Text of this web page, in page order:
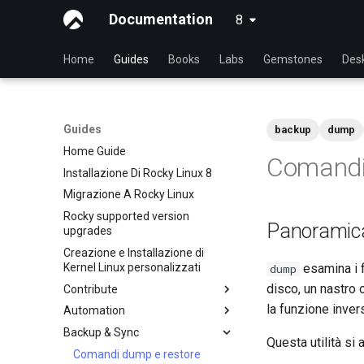
Documentation 8 latest
Home Guides Books Labs Gemstones
Guides
Home Guide
Installazione Di Rocky Linux 8
Migrazione A Rocky Linux
Rocky supported version
upgrades
Creazione e Installazione di
Kernel Linux personalizzati
Contribute
Index
Guida al contributo per
principianti
Automation
anacron - Automatizzare i
comandi
Backup & Sync
Comandi dump e restore
backup dump
dump esamina i
disco, un nastro
la funzione
Questa utilità si